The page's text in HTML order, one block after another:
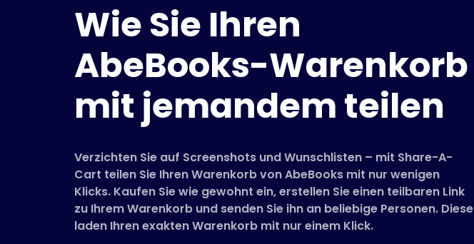
Wie Sie Ihren
AbeBooks-Warenkorb
mit jemandem teilen
Verzichten Sie auf Screenshots und Wunschlisten – mit Share-A-
Cart teilen Sie Ihren Warenkorb von AbeBooks mit nur wenigen
Klicks. Kaufen Sie wie gewohnt ein, erstellen Sie einen teilbaren Link
zu Ihrem Warenkorb und senden Sie ihn an beliebige Personen. Diese
laden Ihren exakten Warenkorb mit nur einem Klick.